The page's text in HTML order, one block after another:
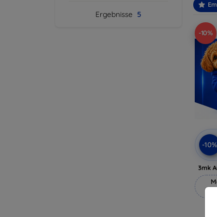
Ergebnisse 5
-10%
-10%
3mk